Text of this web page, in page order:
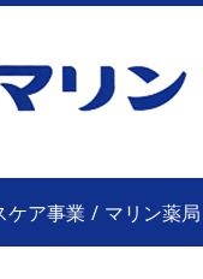
ケア事業 / マリン薬